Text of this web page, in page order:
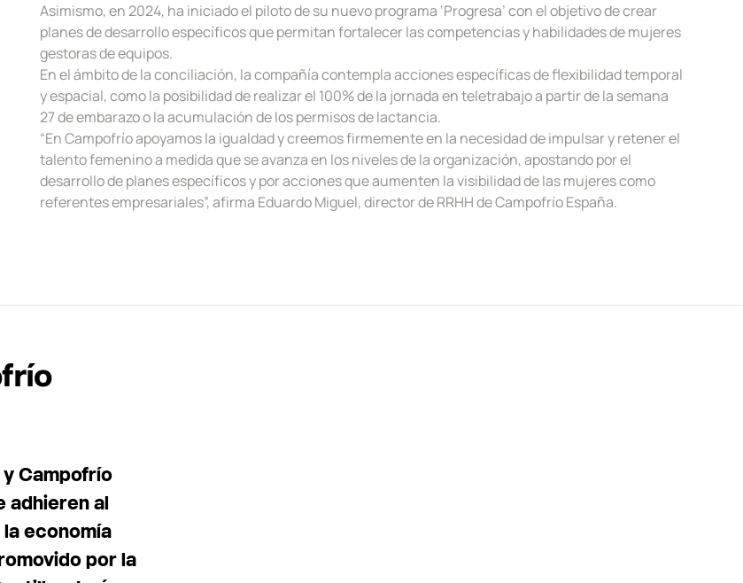
Asimismo, en 2024, ha iniciado el piloto de su nuevo programa ‘Progresa’ con el objetivo de crear
planes de desarrollo específicos que permitan fortalecer las competencias y habilidades de mujeres
gestoras de equipos.
En el ámbito de la conciliación, la compañía contempla acciones específicas de flexibilidad temporal
y espacial, como la posibilidad de realizar el 100% de la jornada en teletrabajo a partir de la semana
27 de embarazo o la acumulación de los permisos de lactancia.
“En Campofrío apoyamos la igualdad y creemos firmemente en la necesidad de impulsar y retener el
talento femenino a medida que se avanza en los niveles de la organización, apostando por el
desarrollo de planes específicos y por acciones que aumenten la visibilidad de las mujeres como
referentes empresariales”, afirma Eduardo Miguel, director de RRHH de Campofrío España.
Campofrío
adhieren al
la economía
por la